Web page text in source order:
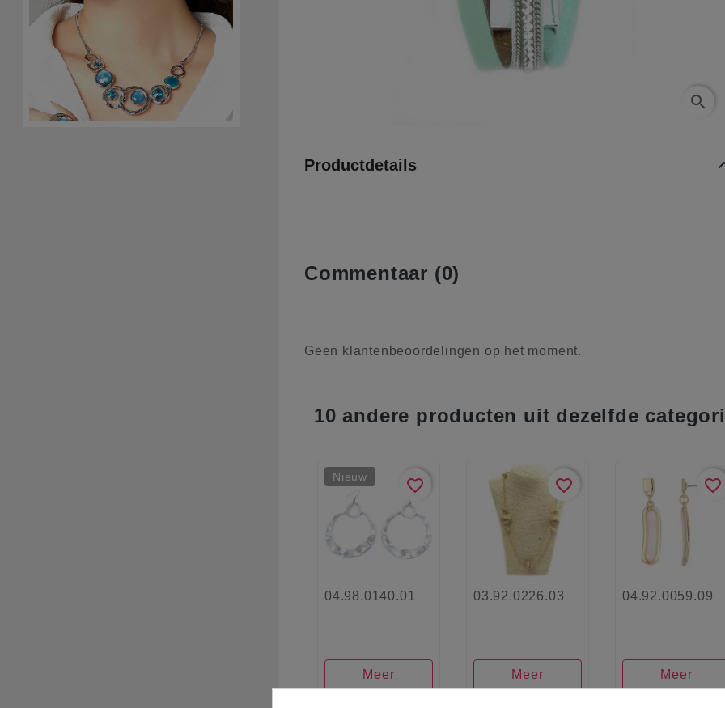
search
Productdetails
Commentaar (0)
Geen klantenbeoordelingen op het moment.
10 andere producten uit dezelfde
Nieuw favorite_border
04.98.0140.01
Meer
favorite_border
03.92.0226.03
Meer
favorite_border
04.92.0059.09
Meer